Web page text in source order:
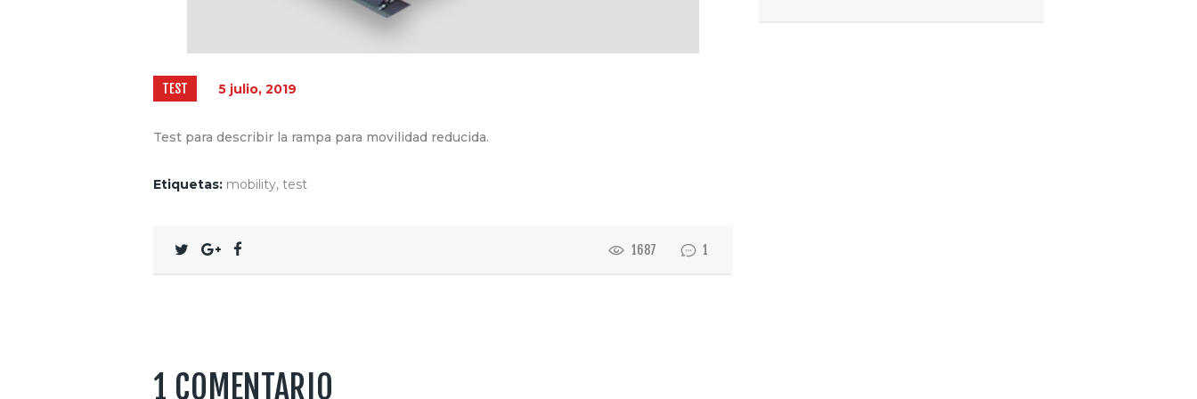
TEST 5 julio, 2019
Test para describir la rampa para movilidad reducida.
Etiquetas: mobility, test
1687 1
1 COMENTARIO